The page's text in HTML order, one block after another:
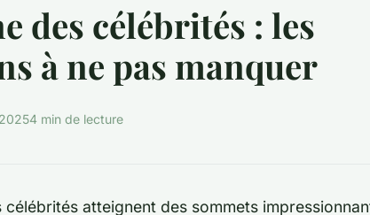
des célébrités : les
à ne pas manquer
4 min de lecture
célébrités atteignent des sommets